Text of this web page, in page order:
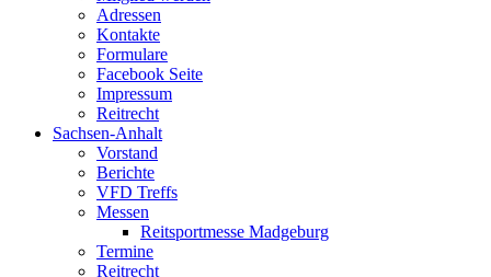
Adressen
Kontakte
Formulare
Facebook Seite
Impressum
Reitrecht
Sachsen-Anhalt
Vorstand
Berichte
VFD Treffs
Messen
Reitsportmesse Madgeburg
Termine
Reitrecht